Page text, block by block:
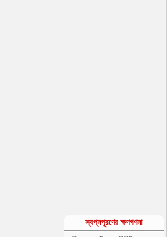
স্বপ্নপূরণের ক্ষণগণনা